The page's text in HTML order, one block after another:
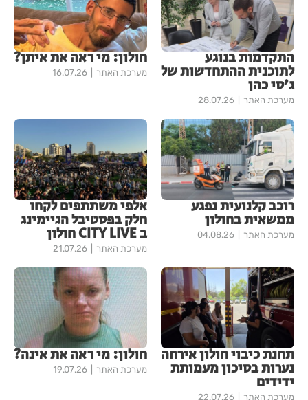
התקדמות בנוגע
לתוכנית ההתחדשות של
ג'סי כהן
מערכת האתר 28.07.26
חולון: מי ראה את איתן?
מערכת האתר 16.07.26
רוכב קלנועית נפגע
ממשאית בחולון
מערכת האתר 04.08.26
אלפי משתתפים לקחו
חלק בפסטיבל הגיימינג
ב CITY LIVE חולון
מערכת האתר 21.07.26
תחנת כיבוי חולון אירחה
נערות בסיכון מעמותת
ידידים
מערכת האתר 22.07.26
חולון: מי ראה את אינה?
מערכת האתר 19.07.26